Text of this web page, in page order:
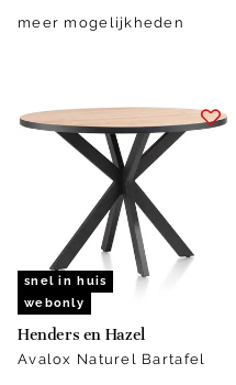
meer mogelijkheden
snel in huis
webonly
Henders en Hazel
Avalox Naturel Bartafel